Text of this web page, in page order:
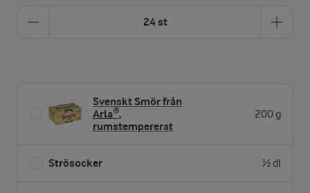
24 st
Svenskt Smör från
Arla®,
rumstempererat
200 g
Strösocker ½ dl